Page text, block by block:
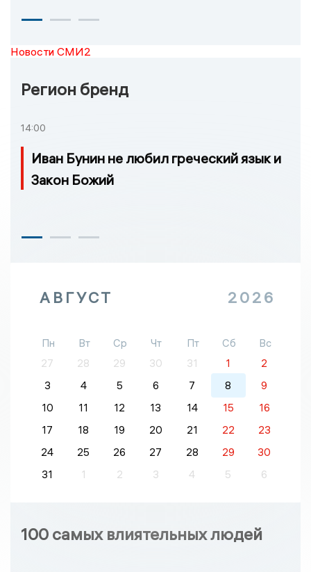
Новости СМИ2
Регион бренд
14:00
Иван Бунин не любил греческий язык и
Закон Божий
АВГУСТ 2026
Пн Вт Ср Чт Пт Сб
Вс
27
28 29 30 31 1
2
3
4 5 6 7 8
9
10
11 12 13 14 15
16
17
18 19 20 21 22
23
24
25 26 27 28 29
30
31
1 2 3 4 5 6
100 самых влиятельных людей